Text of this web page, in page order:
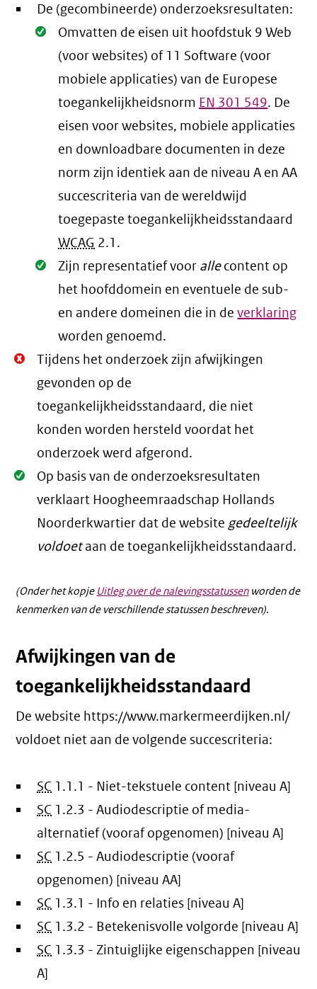
De (gecombineerde) onderzoeksresultaten:
Oké.
Omvatten de eisen uit hoofdstuk 9 Web
(voor websites) of 11 Software (voor
mobiele applicaties) van de Europese
toegankelijkheidsnorm EN 301 549. De
eisen voor websites, mobiele applicaties
en downloadbare documenten in deze
norm zijn identiek aan de niveau A en AA
succescriteria van de wereldwijd
toegepaste toegankelijkheidsstandaard
WCAG 2.1 .
Oké.
Zijn representatief voor allecontent op
het hoofddomein en eventuele de sub-
en andere domeinen die in deverklaring
worden genoemd.
Niet
Oké.
Tijdens het onderzoek zijn afwijkingen
gevonden op de
toegankelijkheidsstandaard, die niet
konden worden hersteld voordat het
onderzoek werd afgerond.
Oké.
Op basis van de onderzoeksresultaten
verklaart Hoogheemraadschap Hollands
Noorderkwartier dat de websitegedeeltelijk
voldoetaan de toegankelijkheidsstandaard.
(Onder het kopje Uitleg over de nalevingsstatussenworden de
kenmerken van de verschillende statussen beschreven).
Afwijkingen van de
toegankelijkheidsstandaard
De website https://www.markermeerdijken.nl/
voldoet niet aan de volgende succescriteria:
SC 1.1.1 - Niet-tekstuele content [niveau A]
SC 1.2.3 - Audiodescriptie of media-
alternatief (vooraf opgenomen) [niveau A]
SC 1.2.5 - Audiodescriptie (vooraf
opgenomen) [niveau AA]
SC 1.3.1 - Info en relaties [niveau A]
SC 1.3.2 - Betekenisvolle volgorde [niveau A]
SC 1.3.3 - Zintuiglijke eigenschappen [niveau
A]